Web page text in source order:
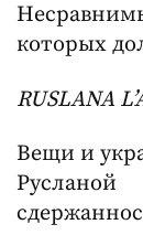
которых
RUSLANA L’
Вещи и